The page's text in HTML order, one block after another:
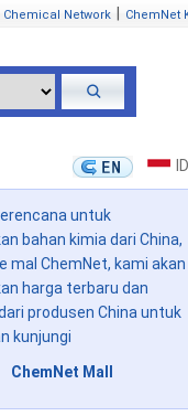
Chemical Network ChemNet
untuk
bahan kimia dari China,
mal ChemNet, kami akan
harga terbaru dan
produsen China untuk
kunjungi
ChemNet Mall